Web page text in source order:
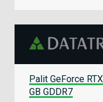
Palit GeForce
GB GDDR7